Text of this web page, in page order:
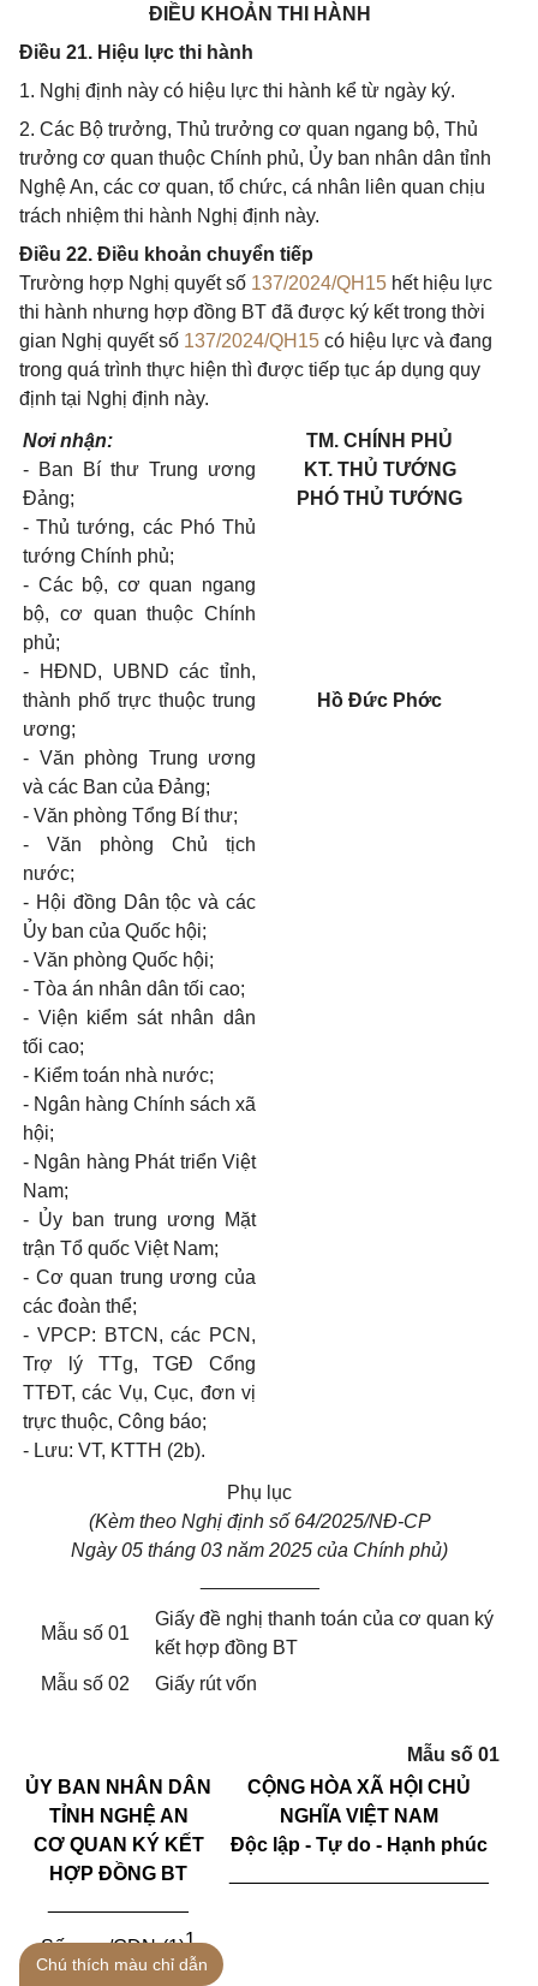
ĐIỀU KHOẢN THI HÀNH
Điều 21. Hiệu lực thi hành
1. Nghị định này có hiệu lực thi hành kể từ ngày ký.
2. Các Bộ trưởng, Thủ trưởng cơ quan ngang bộ, Thủ
trưởng cơ quan thuộc Chính phủ, Ủy ban nhân dân tỉnh
Nghệ An, các cơ quan, tổ chức, cá nhân liên quan chịu
trách nhiệm thi hành Nghị định này.
Điều 22. Điều khoản chuyển tiếp
Trường hợp Nghị quyết số 137/2024/QH15 hết hiệu lực
thi hành nhưng hợp đồng BT đã được ký kết trong thời
gian Nghị quyết số 137/2024/QH15 có hiệu lực và đang
trong quá trình thực hiện thì được tiếp tục áp dụng quy
định tại Nghị định này.
Nơi nhận:
- Ban Bí thư Trung ương
Đảng;
- Thủ tướng, các Phó Thủ
tướng Chính phủ;
- Các bộ, cơ quan ngang
bộ, cơ quan thuộc Chính
phủ;
- HĐND, UBND các tỉnh,
thành phố trực thuộc trung
ương;
- Văn phòng Trung ương
và các Ban của Đảng;
- Văn phòng Tổng Bí thư;
- Văn phòng Chủ tịch
nước;
- Hội đồng Dân tộc và các
Ủy ban của Quốc hội;
- Văn phòng Quốc hội;
- Tòa án nhân dân tối cao;
- Viện kiểm sát nhân dân
tối cao;
- Kiểm toán nhà nước;
- Ngân hàng Chính sách xã
hội;
- Ngân hàng Phát triển Việt
Nam;
- Ủy ban trung ương Mặt
trận Tổ quốc Việt Nam;
- Cơ quan trung ương của
các đoàn thể;
- VPCP: BTCN, các PCN,
Trợ lý TTg, TGĐ Cổng
TTĐT, các Vụ, Cục, đơn vị
trực thuộc, Công báo;
- Lưu: VT, KTTH (2b).
TM. CHÍNH PHỦ
KT. THỦ TƯỚNG
PHÓ THỦ TƯỚNG
Hồ Đức Phớc
Phụ lục
(Kèm theo Nghị định số 64/2025/NĐ-CP
Ngày 05 tháng 03 năm 2025 của Chính phủ)
Mẫu số 01
Giấy đề nghị thanh toán của cơ quan ký
kết hợp đồng BT
Mẫu số 02
Giấy rút vốn
Mẫu số 01
ỦY BAN NHÂN DÂN
TỈNH NGHỆ AN
CƠ QUAN KÝ KẾT
HỢP ĐỒNG BT
Số:/GĐN-(1)1
CỘNG HÒA XÃ HỘI CHỦ
NGHĨA VIỆT NAM
Độc lập - Tự do - Hạnh phúc
Chú thích màu chỉ dẫn